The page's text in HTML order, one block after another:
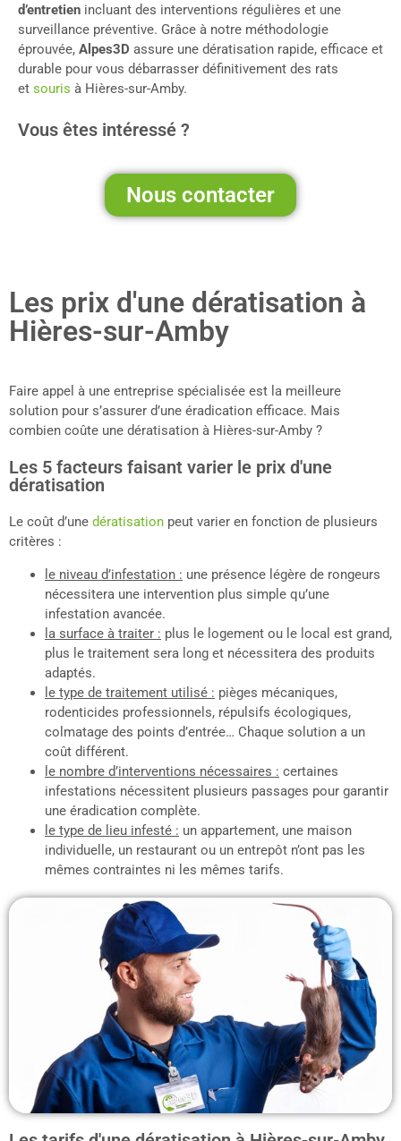
d’entretien incluant des interventions régulières et une
surveillance préventive. Grâce à notre méthodologie
éprouvée, Alpes3D assure une dératisation rapide, efficace et
durable pour vous débarrasser définitivement des rats
et souris à Hières-sur-Amby.
Vous êtes intéressé ?
Nous contacter
Les prix d'une dératisation à
Hières-sur-Amby
Faire appel à une entreprise spécialisée est la meilleure
solution pour s’assurer d’une éradication efficace. Mais
combien coûte une dératisation à Hières-sur-Amby ?
Les 5 facteurs faisant varier le prix d'une
dératisation
Le coût d’une dératisation peut varier en fonction de plusieurs
critères :
le niveau d’infestation : une présence légère de rongeurs
nécessitera une intervention plus simple qu’une
infestation avancée.
la surface à traiter : plus le logement ou le local est grand,
plus le traitement sera long et nécessitera des produits
adaptés.
le type de traitement utilisé : pièges mécaniques,
rodenticides professionnels, répulsifs écologiques,
colmatage des points d’entrée… Chaque solution a un
coût différent.
le nombre d’interventions nécessaires : certaines
infestations nécessitent plusieurs passages pour garantir
une éradication complète.
le type de lieu infesté : un appartement, une maison
individuelle, un restaurant ou un entrepôt n’ont pas les
mêmes contraintes ni les mêmes tarifs.